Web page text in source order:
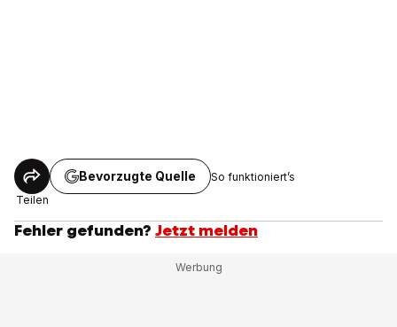
Teilen
Bevorzugte Quelle So funktioniert’s
Fehler gefunden? Jetzt melden